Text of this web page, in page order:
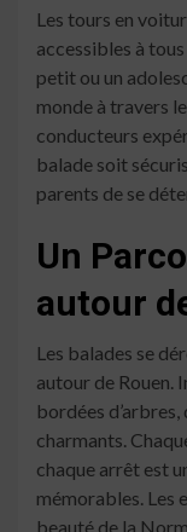
Les tours en
accessibles à
petit ou un
monde à travers
conducteurs
balade soit
parents de se
Un
autour
Les balades se
autour de Rouen.
bordées
charmants.
chaque arrêt est
mémorables. Les
beauté de la